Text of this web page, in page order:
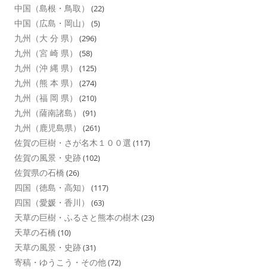
中国（島根・鳥取） (22)
中国（広島・岡山） (5)
九州（大 分 県） (296)
九州（宮 崎 県） (58)
九州（沖 縄 県） (125)
九州（熊 本 県） (274)
九州（福 岡 県） (210)
九州（薩南諸島） (91)
九州（鹿児島県） (261)
佐賀の巨樹・さが名木１００選 (117)
佐賀の風景・史跡(102)
佐賀県の石橋 (26)
四国（徳島・高知） (117)
四国（愛媛・香川） (63)
天草の巨樹・ふるさと熊本の樹木 (23)
天草の石橋 (10)
天草の風景・史跡(31)
寄稿・ゆうこう・その他(72)